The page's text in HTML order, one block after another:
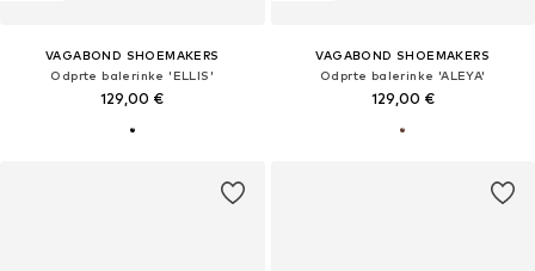
VAGABOND SHOEMAKERS
Odprte balerinke 'ELLIS'
129,00 €
VAGABOND SHOEMAKERS
Odprte balerinke 'ALEYA'
129,00 €